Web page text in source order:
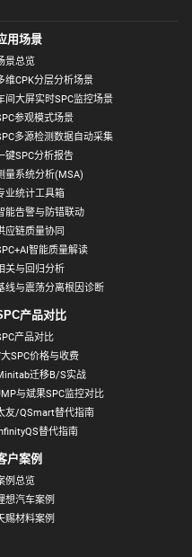
用场景
景总览
维CPK分层分析场景
间大屏实时SPC监控场景
参观模式场景
多源检测数据自动采集
键SPC分析报告
量系统分析(MSA)
业统计工具箱
能告警与防错联动
应链质量协同
智能质量解读
关与回归分析
线与震荡分离根因诊断
产品对比
产品对比
SPC价格与收费
迁移B/S实战
与斌果SPC监控对比
友/QSmart替代指南
替代指南
户案例
例总览
想汽车案例
赐材料案例